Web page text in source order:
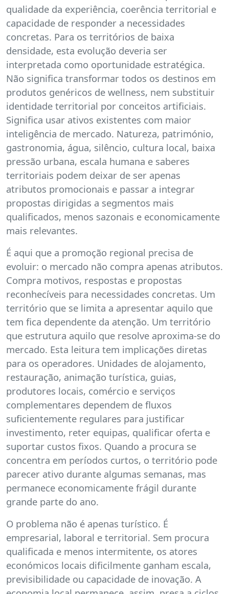
qualidade da experiência, coerência territorial e
capacidade de responder a necessidades
concretas. Para os territórios de baixa
densidade, esta evolução deveria ser
interpretada como oportunidade estratégica.
Não significa transformar todos os destinos em
produtos genéricos de wellness, nem substituir
identidade territorial por conceitos artificiais.
Significa usar ativos existentes com maior
inteligência de mercado. Natureza, património,
gastronomia, água, silêncio, cultura local, baixa
pressão urbana, escala humana e saberes
territoriais podem deixar de ser apenas
atributos promocionais e passar a integrar
propostas dirigidas a segmentos mais
qualificados, menos sazonais e economicamente
mais relevantes.
É aqui que a promoção regional precisa de
evoluir: o mercado não compra apenas atributos.
Compra motivos, respostas e propostas
reconhecíveis para necessidades concretas. Um
território que se limita a apresentar aquilo que
tem fica dependente da atenção. Um território
que estrutura aquilo que resolve aproxima-se do
mercado. Esta leitura tem implicações diretas
para os operadores. Unidades de alojamento,
restauração, animação turística, guias,
produtores locais, comércio e serviços
complementares dependem de fluxos
suficientemente regulares para justificar
investimento, reter equipas, qualificar oferta e
suportar custos fixos. Quando a procura se
concentra em períodos curtos, o território pode
parecer ativo durante algumas semanas, mas
permanece economicamente frágil durante
grande parte do ano.
O problema não é apenas turístico. É
empresarial, laboral e territorial. Sem procura
qualificada e menos intermitente, os atores
económicos locais dificilmente ganham escala,
previsibilidade ou capacidade de inovação. A